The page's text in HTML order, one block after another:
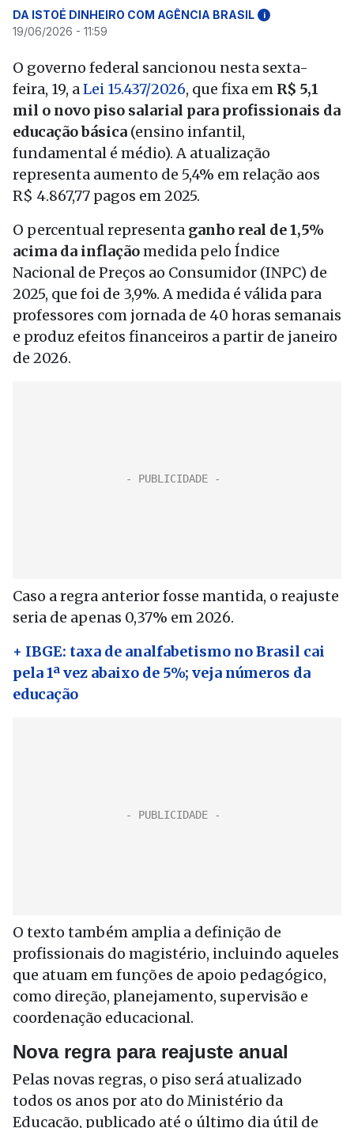
DA ISTOÉ DINHEIRO COM AGÊNCIA BRASIL i
19/06/2026 - 11:59
O governo federal sancionou nesta sexta-
feira, 19, aLei 15.437/2026, que fixa em R$ 5,1
mil o novo piso salarial para profissionais da
educação básica (ensino infantil,
fundamental é médio). A atualização
representa aumento de 5,4% em relação aos
R$ 4.867,77 pagos em 2025.
O percentual representa ganho real de 1,5%
acima da inflaçãomedida pelo Índice
Nacional de Preços ao Consumidor (INPC) de
2025, que foi de 3,9%. A medida é válida para
professores com jornada de 40 horas semanais
e produz efeitos financeiros a partir de janeiro
de 2026.
Caso a regra anterior fosse mantida, o reajuste
seria de apenas 0,37% em 2026.
+ IBGE: taxa de analfabetismo no Brasil cai
pela 1ª vez abaixo de 5%; veja números da
educação
O texto também amplia a definição de
profissionais do magistério, incluindo aqueles
que atuam em funções de apoio pedagógico,
como direção, planejamento, supervisão e
coordenação educacional.
Nova regra para reajuste anual
Pelas novas regras, o piso será atualizado
todos os anos por ato do Ministério da
Educação, publicado até o último dia útil de